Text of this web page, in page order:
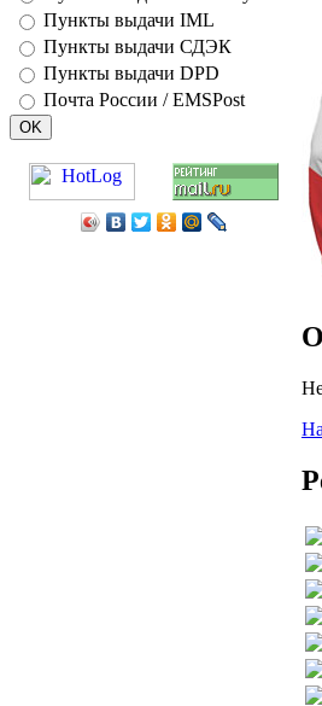
Пункты выдачи IML
Пункты выдачи СДЭК
Пункты выдачи DPD
Почта России / EMSPost